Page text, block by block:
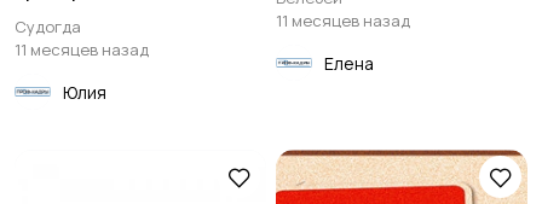
Судогда
11 месяцев назад
Юлия
11 месяцев назад
Елена